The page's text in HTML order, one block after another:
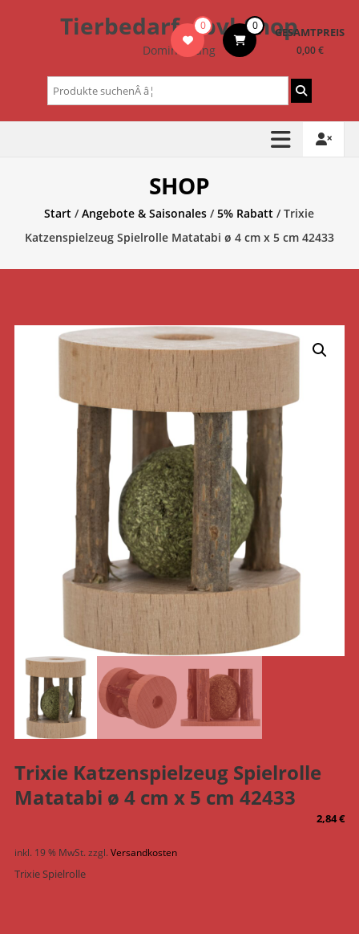
Tierbedarf – bvl-Shop
Dominik Lang
0 0 GESAMTPREIS
0,00 €
Suchen
nach:
SHOP
Start /Angebote & Saisonales /5% Rabatt / Trixie
Katzenspielzeug Spielrolle Matatabi ø 4 cm x 5 cm 42433
Trixie Katzenspielzeug Spielrolle
Matatabi ø 4 cm x 5 cm 42433
2,84€
inkl. 19 % MwSt.zzgl.Versandkosten
Trixie Spielrolle